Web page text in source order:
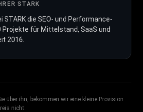
STARK
STARK die SEO- und Performance-
Projekte für Mittelstand, SaaS und
2016.
über ihn, bekommen wir eine kleine Provision.
nicht.